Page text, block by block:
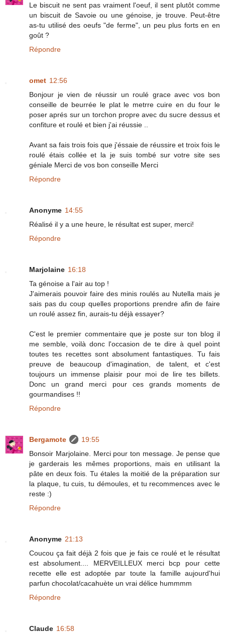
Le biscuit ne sent pas vraiment l'oeuf, il sent plutôt comme
un biscuit de Savoie ou une génoise, je trouve. Peut-être
as-tu utilisé des oeufs "de ferme", un peu plus forts en en
goût ?
Répondre
omet 12:56
Bonjour je vien de réussir un roulé grace avec vos bon
conseille de beurrée le plat le metrre cuire en du four le
poser aprés sur un torchon propre avec du sucre dessus et
confiture et roulé et bien j'ai réussie ..
Avant sa fais trois fois que j'éssaie de réussire et troix fois le
roulé étais collée et la je suis tombé sur votre site ses
géniale Merci de vos bon conseille Merci
Répondre
Anonyme 14:55
Réalisé il y a une heure, le résultat est super, merci!
Répondre
Marjolaine 16:18
Ta génoise a l'air au top !
J'aimerais pouvoir faire des minis roulés au Nutella mais je
sais pas du coup quelles proportions prendre afin de faire
un roulé assez fin, aurais-tu déjà essayer?
C'est le premier commentaire que je poste sur ton blog il
me semble, voilà donc l'occasion de te dire à quel point
toutes tes recettes sont absolument fantastiques. Tu fais
preuve de beaucoup d'imagination, de talent, et c'est
toujours un immense plaisir pour moi de lire tes billets.
Donc un grand merci pour ces grands moments de
gourmandises !!
Répondre
Bergamote
19:55
Bonsoir Marjolaine. Merci pour ton message. Je pense que
je garderais les mêmes proportions, mais en utilisant la
pâte en deux fois. Tu étales la moitié de la préparation sur
la plaque, tu cuis, tu démoules, et tu recommences avec le
reste :)
Répondre
Anonyme 21:13
Coucou ça fait déjà 2 fois que je fais ce roulé et le résultat
est absolument.... MERVEILLEUX merci bcp pour cette
recette elle est adoptée par toute la famille aujourd'hui
parfun chocolat/cacahuète un vrai délice hummmm
Répondre
Claude 16:58